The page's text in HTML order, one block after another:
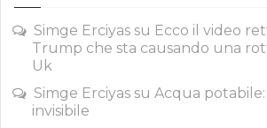
Simge Erciyas su Ecco il video
Trump che sta causando una
Uk
Simge Erciyas su Acqua
invisibile